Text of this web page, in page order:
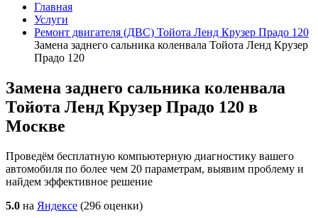
Главная
Услуги
Ремонт двигателя (ДВС) Тойота Ленд Крузер Прадо 120
Замена заднего сальника коленвала Тойота Ленд Крузер
Прадо 120
Замена заднего сальника коленвала
Тойота Ленд Крузер Прадо 120 в
Москве
Проведём бесплатную компьютерную диагностику вашего
автомобиля по более чем 20 параметрам, выявим проблему и
найдем эффективное решение
5.0 на Яндексе (296 оценки)